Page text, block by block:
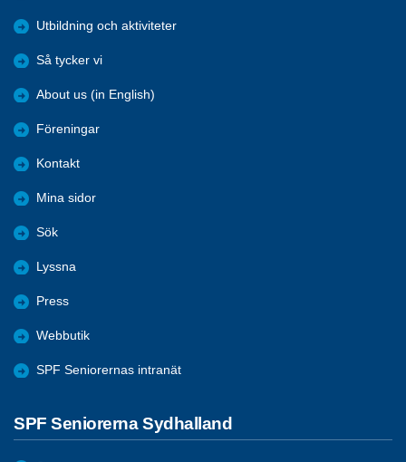
Utbildning och aktiviteter
Så tycker vi
About us (in English)
Föreningar
Kontakt
Mina sidor
Sök
Lyssna
Press
Webbutik
SPF Seniorernas intranät
SPF Seniorerna Sydhalland